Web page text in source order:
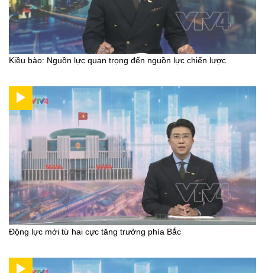
Kiều bào: Nguồn lực quan trọng đến nguồn lực chiến lược
Động lực mới từ hai cực tăng trưởng phía Bắc